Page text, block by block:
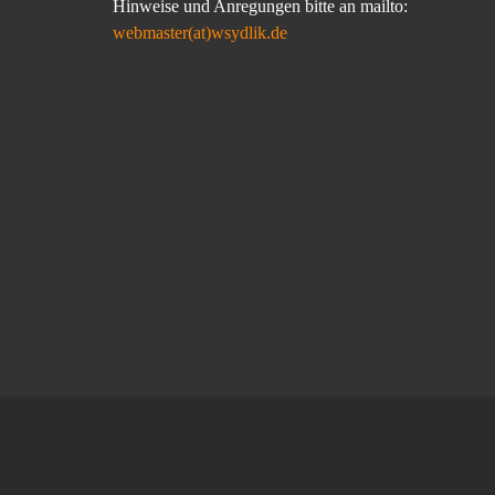
Hinweise und Anregungen bitte an mailto:
webmaster(at)wsydlik.de